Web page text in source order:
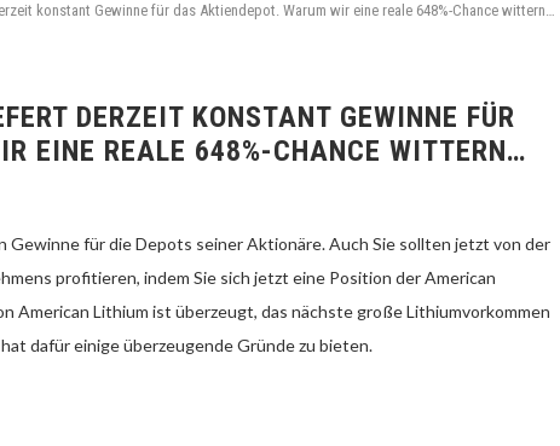
konstant Gewinne für das Aktiendepot. Warum wir eine reale 648%-Chance wittern…
DERZEIT KONSTANT GEWINNE FÜR
EINE REALE 648%-CHANCE WITTERN…
für die Depots seiner Aktionäre. Auch Sie sollten jetzt von der
profitieren, indem Sie sich jetzt eine Position der American
American Lithium ist überzeugt, das nächste große Lithiumvorkommen
dafür einige überzeugende Gründe zu bieten.